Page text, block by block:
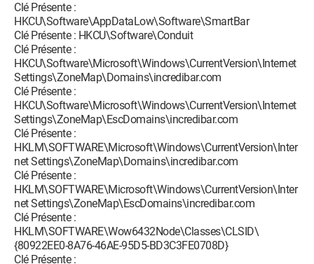
O8 - Extra context menu item: &Download with &DAP -
C:\Program Files (x86)\DAP\dapextie.htm
O8 - Extra context menu item: Download &all with DAP -
C:\Program Files (x86)\DAP\dapextie2.htm
O8 - Extra context menu item: E&xporter vers Microsoft Excel -
res://C:\PROGRA~2\MIF5BA~1\OFFICE11\EXCEL.EXE/3000
O9 - Extra button: Recherche - {92780B25-18CC-41C8-B9BE-
3C9C571A8263} -
C:\PROGRA~2\MIF5BA~1\OFFICE11\REFIEBAR.DLL
O9 - Extra button: (no name) - {DFB852A3-47F8-48C4-A200-
58CAB36FD2A2} - C:\PROGRA~2\SPYBOT~1\SDHelper.dll
O9 - Extra 'Tools' menuitem: Spybot - Search & Destroy
Configuration - {DFB852A3-47F8-48C4-A200-58CAB36FD2A2}
- C:\PROGRA~2\SPYBOT~1\SDHelper.dll
O11 - Options group: [ACCELERATED_GRAPHICS] Accelerated
graphics
O16 - DPF: {1E54D648-B804-468d-BC78-4AFFED8E262F}
(System Requirements Lab) -
Clé Présente :
HKCU\Software\AppDataLow\Software\SmartBar
Clé Présente : HKCU\Software\Conduit
Clé Présente :
HKCU\Software\Microsoft\Windows\CurrentVersion\Internet
Settings\ZoneMap\Domains\incredibar.com
Clé Présente :
HKCU\Software\Microsoft\Windows\CurrentVersion\Internet
Settings\ZoneMap\EscDomains\incredibar.com
Clé Présente :
HKLM\SOFTWARE\Microsoft\Windows\CurrentVersion\Inter
net Settings\ZoneMap\Domains\incredibar.com
Clé Présente :
HKLM\SOFTWARE\Microsoft\Windows\CurrentVersion\Inter
net Settings\ZoneMap\EscDomains\incredibar.com
Clé Présente :
HKLM\SOFTWARE\Wow6432Node\Classes\CLSID\
{80922EE0-8A76-46AE-95D5-BD3C3FE0708D}
Clé Présente :